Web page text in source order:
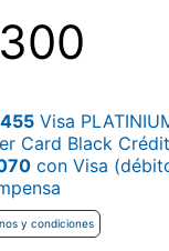
Visa
Card Black
con Visa
y condiciones